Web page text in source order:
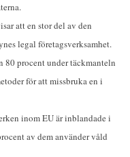
att en stor del av den
legal företagsverksamhet.
80 procent under täckmanteln
för att missbruka en i
inom EU är inblandade i
av dem använder våld